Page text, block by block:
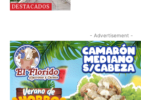
DESTACADOS
- Advertisement -